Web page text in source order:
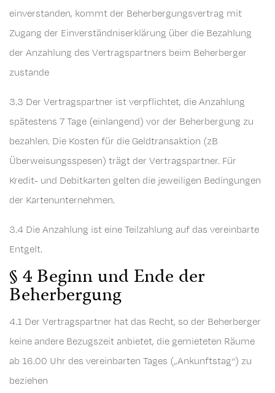
einverstanden, kommt der Beherbergungsvertrag mit
Zugang der Einverständniserklärung über die Bezahlung
der Anzahlung des Vertragspartners beim Beherberger
zustande
3.3 Der Vertragspartner ist verpflichtet, die Anzahlung
spätestens 7 Tage (einlangend) vor der Beherbergung zu
bezahlen. Die Kosten für die Geldtransaktion (zB
Überweisungsspesen) trägt der Vertragspartner. Für
Kredit- und Debitkarten gelten die jeweiligen Bedingungen
der Kartenunternehmen.
3.4 Die Anzahlung ist eine Teilzahlung auf das vereinbarte
Entgelt.
§ 4 Beginn und Ende der
Beherbergung
4.1 Der Vertragspartner hat das Recht, so der Beherberger
keine andere Bezugszeit anbietet, die gemieteten Räume
ab 16.00 Uhr des vereinbarten Tages („Ankunftstag“) zu
beziehen